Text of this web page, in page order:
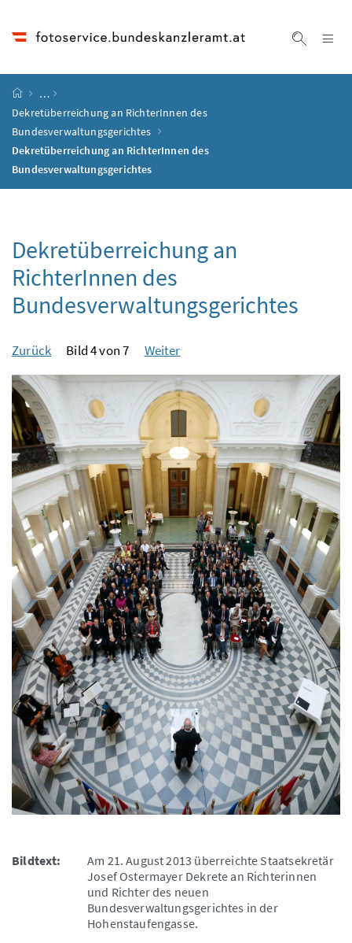
Startseite
…
Dekretüberreichung an RichterInnen des
Bundesverwaltungsgerichtes
Dekretüberreichung an RichterInnen des
Bundesverwaltungsgerichtes
Dekretüberreichung an
RichterInnen des
Bundesverwaltungsgerichtes
Zurück Bild 4 von 7 Weiter
Bildtext:
Am 21. August 2013 überreichte Staatsekretär
Josef Ostermayer Dekrete an Richterinnen
und Richter des neuen
Bundesverwaltungsgerichtes in der
Hohenstaufengasse.